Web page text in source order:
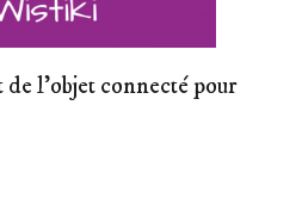
l’objet connecté pour